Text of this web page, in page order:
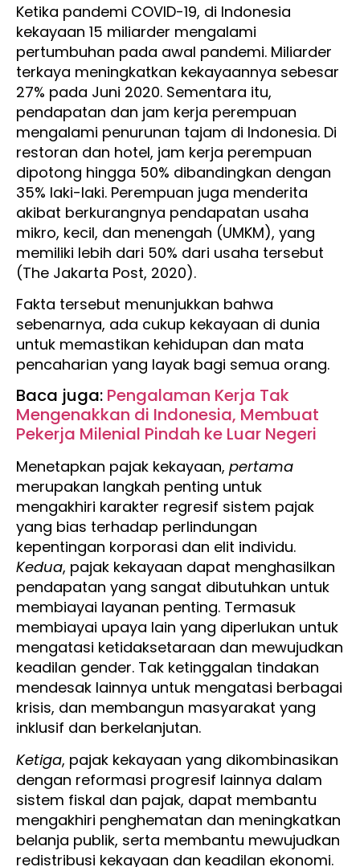
Ketika pandemi COVID-19, di Indonesia
kekayaan 15 miliarder mengalami
pertumbuhan pada awal pandemi. Miliarder
terkaya meningkatkan kekayaannya sebesar
27% pada Juni 2020. Sementara itu,
pendapatan dan jam kerja perempuan
mengalami penurunan tajam di Indonesia. Di
restoran dan hotel, jam kerja perempuan
dipotong hingga 50% dibandingkan dengan
35% laki-laki. Perempuan juga menderita
akibat berkurangnya pendapatan usaha
mikro, kecil, dan menengah (UMKM), yang
memiliki lebih dari 50% dari usaha tersebut
(The Jakarta Post, 2020).
Fakta tersebut menunjukkan bahwa
sebenarnya, ada cukup kekayaan di dunia
untuk memastikan kehidupan dan mata
pencaharian yang layak bagi semua orang.
Baca juga: Pengalaman Kerja Tak
Mengenakkan di Indonesia, Membuat
Pekerja Milenial Pindah ke Luar Negeri
Menetapkan pajak kekayaan, pertama
merupakan langkah penting untuk
mengakhiri karakter regresif sistem pajak
yang bias terhadap perlindungan
kepentingan korporasi dan elit individu.
Kedua, pajak kekayaan dapat menghasilkan
pendapatan yang sangat dibutuhkan untuk
membiayai layanan penting. Termasuk
membiayai upaya lain yang diperlukan untuk
mengatasi ketidaksetaraan dan mewujudkan
keadilan gender. Tak ketinggalan tindakan
mendesak lainnya untuk mengatasi berbagai
krisis, dan membangun masyarakat yang
inklusif dan berkelanjutan.
Ketiga, pajak kekayaan yang dikombinasikan
dengan reformasi progresif lainnya dalam
sistem fiskal dan pajak, dapat membantu
mengakhiri penghematan dan meningkatkan
belanja publik, serta membantu mewujudkan
redistribusi kekayaan dan keadilan ekonomi.